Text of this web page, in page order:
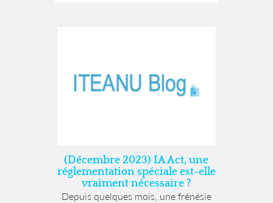
(Décembre 2023) IA Act, une
réglementation spéciale est-elle
vraiment nécessaire ?
Depuis quelques mois, une frénésie